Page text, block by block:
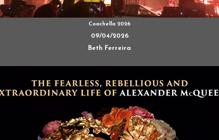
Coachella 2026
09/04/2026
Beth Ferreira